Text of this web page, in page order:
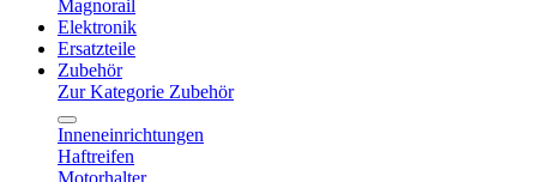
Magnorail
Elektronik
Ersatzteile
Zubehör
Zur Kategorie Zubehör
Inneneinrichtungen
Haftreifen
Motorhalter